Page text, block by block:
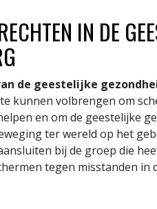
IN DE
de geestelijke
kunnen volbrengen om
en om de geestelijke
ter wereld op het
bij de groep die
tegen misstanden in